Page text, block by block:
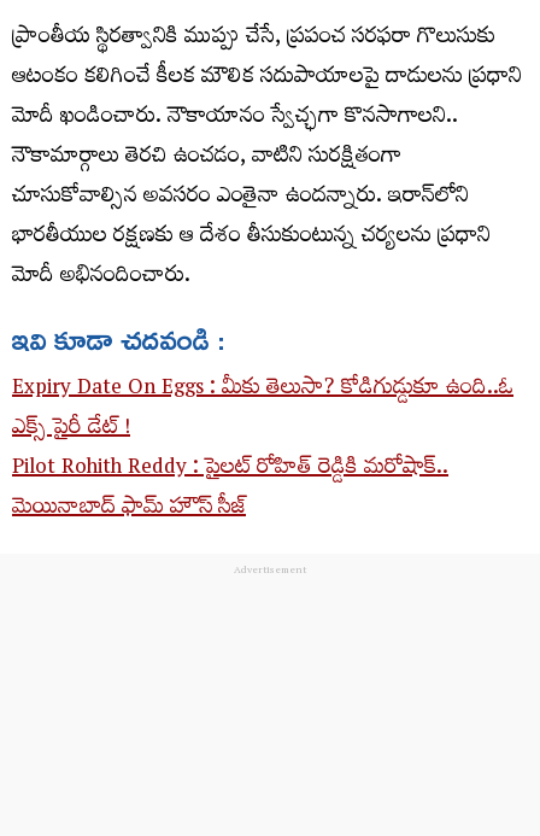
ప్రాంతీయ స్థిరత్వానికి ముప్పు చేసే, ప్రపంచ సరఫరా గొలుసుకు
ఆటంకం కలిగించే కీలక మౌలిక సదుపాయాలపై దాడులను ప్రధాని
మోదీ ఖండించారు. నౌకాయానం స్వేచ్ఛగా కొనసాగాలని..
నౌకామార్గాలు తెరచి ఉంచడం, వాటిని సురక్షితంగా
చూసుకోవాల్సిన అవసరం ఎంతైనా ఉందన్నారు. ఇరాన్‌లోని
భారతీయుల రక్షణకు ఆ దేశం తీసుకుంటున్న చర్యలను ప్రధాని
మోదీ అభినందించారు.
ఇవి కూడా చదవండి :
Expiry Date On Eggs : మీకు తెలుసా? కోడిగుడ్డుకూ ఉంది..ఓ
ఎక్స్ పైరీ డేట్ !
Pilot Rohith Reddy : పైలట్ రోహిత్ రెడ్డికి మరోషాక్..
మెయినాబాద్ ఫామ్ హౌస్ సీజ్